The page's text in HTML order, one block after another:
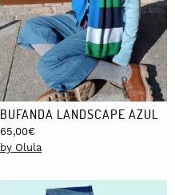
BUFANDA LANDSCAPE AZUL
65,00€
by Olula